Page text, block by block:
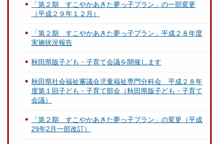
「第２期 すこやかあきた夢っ子プラン」の一部変更
（平成２９年１２月）
「第２期 すこやかあきた夢っ子プラン」平成２８年度
実施状況報告
秋田県版子ども・子育て会議を開催します
秋田県社会福祉審議会児童福祉専門分科会 平成２８年
度第１回子ども・子育て部会（秋田県版子ども・子育て
会議）
「第２期 すこやかあきた夢っ子プラン」の変更（平成
29年2月一部改訂）